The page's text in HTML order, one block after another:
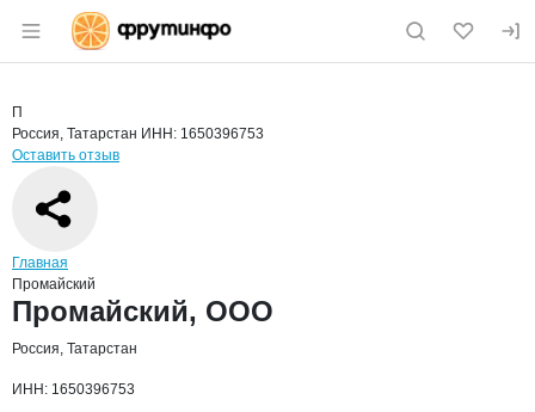
Раздел навигации по сайту fruitinfo.ru
Страница компании
Страница компании
Краткая информация о компании
П
Россия, Татарстан ИНН: 1650396753
Оставить отзыв
Навигация по сайту
Главная
Промайский
Основная информация о компании
Промайский, ООО
Россия, Татарстан
ИНН: 1650396753